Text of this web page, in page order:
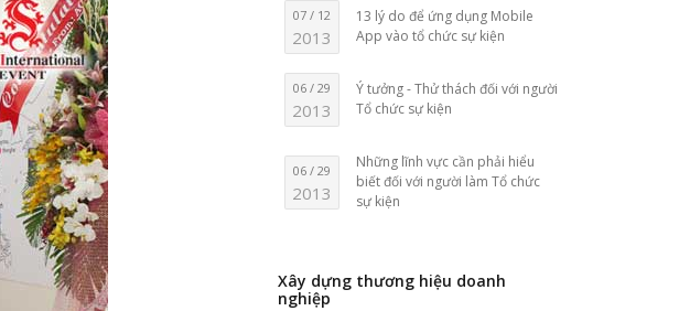
07 / 12
2013
13 lý do để ứng dụng Mobile
App vào tổ chức sự kiện
06 / 29
2013
Ý tưởng - Thử thách đối với người
Tổ chức sự kiện
06 / 29
2013
Những lĩnh vực cần phải hiểu
biết đối với người làm Tổ chức
sự kiện
Xây dựng thương hiệu doanh
nghiệp